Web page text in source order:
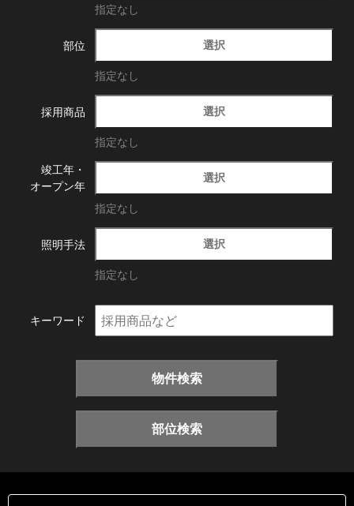
指定なし
部位 選択
指定なし
採用商品 選択
指定なし
竣工年・
オープン年
選択
指定なし
照明手法 選択
指定なし
キーワード
物件検索
部位検索